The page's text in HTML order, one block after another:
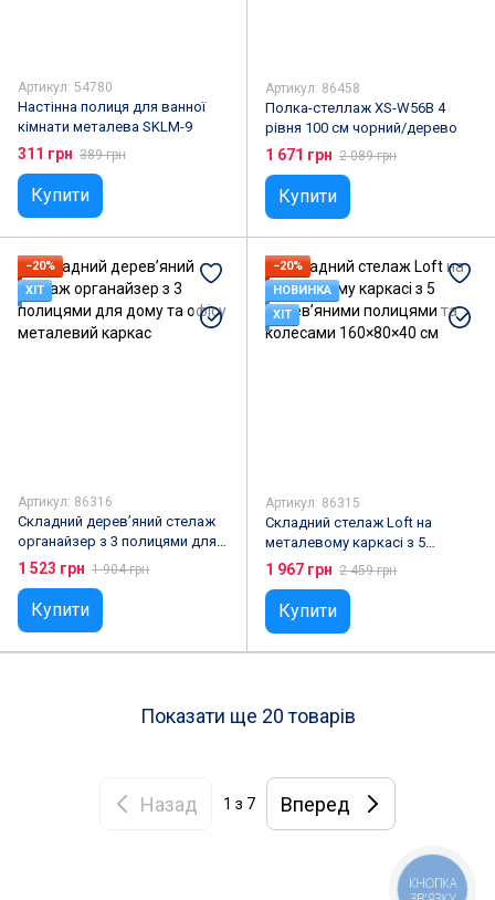
Артикул: 54780
Настінна полиця для ванної
кімнати металева SKLM-9
311 грн 389 грн
Купити
Артикул: 86458
Полка-стеллаж XS-W56B 4
рівня 100 см чорний/дерево
1 671 грн 2 089 грн
Купити
−20%
ХІТ
Артикул: 86316
Складний дерев’яний стелаж
органайзер з 3 полицями для
дому та офісу металевий
1 523 грн 1 904 грн
Купити
−20%
НОВИНКА
ХІТ
Артикул: 86315
Складний стелаж Loft на
металевому каркасі з 5
дерев’яними полицями та
колесами 160×80×40 см
1 967 грн 2 459 грн
Купити
Показати ще 20 товарів
Назад 1 з 7 Вперед
КНОПКА